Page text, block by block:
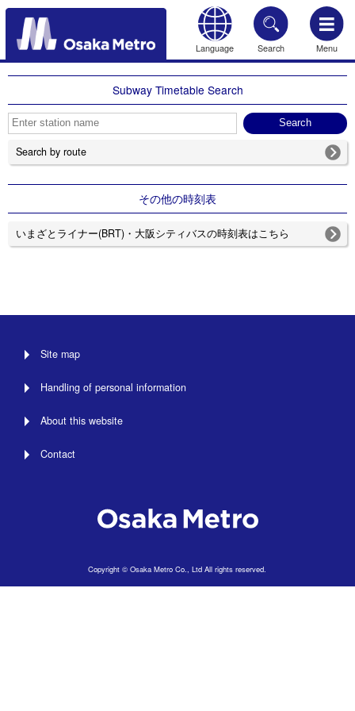
Language Search Menu
HOME
Subway Timetable Search
Search by route
その他の時刻表
いまざとライナー(BRT)・大阪シティバスの時刻表はこちら
Site map
Handling of personal information
About this website
Contact
Copyright © Osaka Metro Co., Ltd All rights reserved.